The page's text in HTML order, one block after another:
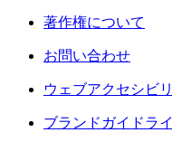
著作権について
お問い合わせ
ウェブアクセシビ
ブランドガイドラ